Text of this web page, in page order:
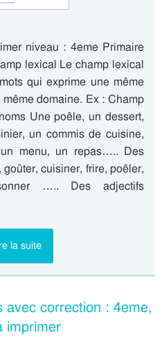
niveau : 4eme Primaire
lexical Le champ lexical
qui exprime une même
domaine. Ex : Champ
Une poêle, un dessert,
un commis de cuisine,
menu, un repas….. Des
cuisiner, frire, poêler,
….. Des adjectifs
la suite
avec correction : 4eme,
imprimer